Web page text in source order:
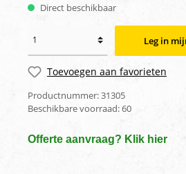
Direct beschikbaar
Leg in
Toevoegen aan favorieten
Productnummer:31305
Beschikbare voorraad:60
Offerte aanvraag? Klik hier